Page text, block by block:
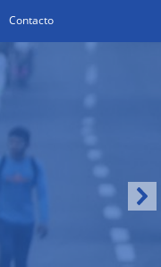
Contacto